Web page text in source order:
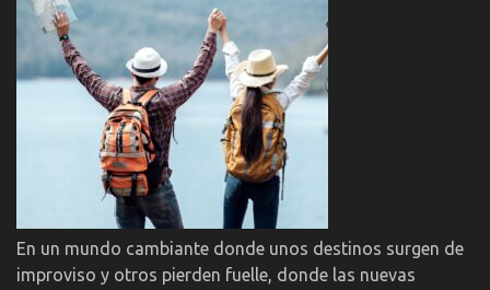
En un mundo cambiante donde unos destinos surgen de
improviso y otros pierden fuelle, donde las nuevas